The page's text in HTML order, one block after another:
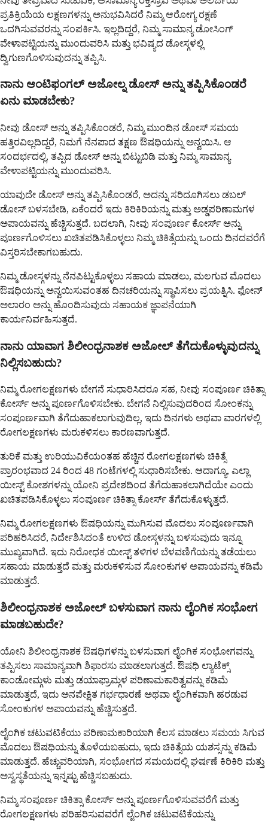
ಪ್ರತಿಕ್ರಿಯೆಯ ಲಕ್ಷಣಗಳನ್ನು ಅನುಭವಿಸಿದರೆ ನಿಮ್ಮ ಆರೋಗ್ಯ ರಕ್ಷಣೆ
ಒದಗಿಸುವವರನ್ನು ಸಂಪರ್ಕಿಸಿ. ಇಲ್ಲದಿದ್ದರೆ, ನಿಮ್ಮ ಸಾಮಾನ್ಯ ಡೋಸಿಂಗ್
ವೇಳಾಪಟ್ಟಿಯನ್ನು ಮುಂದುವರಿಸಿ ಮತ್ತು ಭವಿಷ್ಯದ ಡೋಸ್ಗಳಲ್ಲಿ
ದ್ವಿಗುಣಗೊಳಿಸುವುದನ್ನು ತಪ್ಪಿಸಿ.
ನಾನು ಆಂಟಿಫಂಗಲ್ ಅಜೋಲ್ನ ಡೋಸ್ ಅನ್ನು ತಪ್ಪಿಸಿಕೊಂಡರೆ
ಏನು ಮಾಡಬೇಕು?
ನೀವು ಡೋಸ್ ಅನ್ನು ತಪ್ಪಿಸಿಕೊಂಡರೆ, ನಿಮ್ಮ ಮುಂದಿನ ಡೋಸ್ ಸಮಯ
ಹತ್ತಿರವಿಲ್ಲದಿದ್ದರೆ, ನಿಮಗೆ ನೆನಪಾದ ತಕ್ಷಣ ಔಷಧಿಯನ್ನು ಅನ್ವಯಿಸಿ. ಆ
ಸಂದರ್ಭದಲ್ಲಿ, ತಪ್ಪಿದ ಡೋಸ್ ಅನ್ನು ಬಿಟ್ಟುಬಿಡಿ ಮತ್ತು ನಿಮ್ಮ ಸಾಮಾನ್ಯ
ವೇಳಾಪಟ್ಟಿಯನ್ನು ಮುಂದುವರಿಸಿ.
ಯಾವುದೇ ಡೋಸ್ ಅನ್ನು ತಪ್ಪಿಸಿಕೊಂಡರೆ, ಅದನ್ನು ಸರಿದೂಗಿಸಲು ಡಬಲ್
ಡೋಸ್ ಬಳಸಬೇಡಿ, ಏಕೆಂದರೆ ಇದು ಕಿರಿಕಿರಿಯನ್ನು ಮತ್ತು ಅಡ್ಡಪರಿಣಾಮಗಳ
ಅಪಾಯವನ್ನು ಹೆಚ್ಚಿಸುತ್ತದೆ. ಬದಲಾಗಿ, ನೀವು ಸಂಪೂರ್ಣ ಕೋರ್ಸ್ ಅನ್ನು
ಪೂರ್ಣಗೊಳಿಸಲು ಖಚಿತಪಡಿಸಿಕೊಳ್ಳಲು ನಿಮ್ಮ ಚಿಕಿತ್ಸೆಯನ್ನು ಒಂದು ದಿನದವರೆಗೆ
ವಿಸ್ತರಿಸಬೇಕಾಗಬಹುದು.
ನಿಮ್ಮ ಡೋಸ್ಗಳನ್ನು ನೆನಪಿಟ್ಟುಕೊಳ್ಳಲು ಸಹಾಯ ಮಾಡಲು, ಮಲಗುವ ಮೊದಲು
ಔಷಧಿಯನ್ನು ಅನ್ವಯಿಸುವಂತಹ ದಿನಚರಿಯನ್ನು ಸ್ಥಾಪಿಸಲು ಪ್ರಯತ್ನಿಸಿ. ಫೋನ್
ಅಲಾರಂ ಅನ್ನು ಹೊಂದಿಸುವುದು ಸಹಾಯಕ ಜ್ಞಾಪನೆಯಾಗಿ
ಕಾರ್ಯನಿರ್ವಹಿಸುತ್ತದೆ.
ನಾನು ಯಾವಾಗ ಶಿಲೀಂಧ್ರನಾಶಕ ಅಜೋಲ್ ತೆಗೆದುಕೊಳ್ಳುವುದನ್ನು
ನಿಲ್ಲಿಸಬಹುದು?
ನಿಮ್ಮ ರೋಗಲಕ್ಷಣಗಳು ಬೇಗನೆ ಸುಧಾರಿಸಿದರೂ ಸಹ, ನೀವು ಸಂಪೂರ್ಣ ಚಿಕಿತ್ಸಾ
ಕೋರ್ಸ್ ಅನ್ನು ಪೂರ್ಣಗೊಳಿಸಬೇಕು. ಬೇಗನೆ ನಿಲ್ಲಿಸುವುದರಿಂದ ಸೋಂಕನ್ನು
ಸಂಪೂರ್ಣವಾಗಿ ತೆಗೆದುಹಾಕಲಾಗುವುದಿಲ್ಲ, ಇದು ದಿನಗಳು ಅಥವಾ ವಾರಗಳಲ್ಲಿ
ರೋಗಲಕ್ಷಣಗಳು ಮರುಕಳಿಸಲು ಕಾರಣವಾಗುತ್ತದೆ.
ತುರಿಕೆ ಮತ್ತು ಉರಿಯುವಿಕೆಯಂತಹ ಹೆಚ್ಚಿನ ರೋಗಲಕ್ಷಣಗಳು ಚಿಕಿತ್ಸೆ
ಪ್ರಾರಂಭವಾದ 24 ರಿಂದ 48 ಗಂಟೆಗಳಲ್ಲಿ ಸುಧಾರಿಸಬೇಕು. ಆದಾಗ್ಯೂ, ಎಲ್ಲಾ
ಯೀಸ್ಟ್ ಕೋಶಗಳನ್ನು ಯೋನಿ ಪ್ರದೇಶದಿಂದ ತೆಗೆದುಹಾಕಲಾಗಿದೆಯೇ ಎಂದು
ಖಚಿತಪಡಿಸಿಕೊಳ್ಳಲು ಸಂಪೂರ್ಣ ಚಿಕಿತ್ಸಾ ಕೋರ್ಸ್ ತೆಗೆದುಕೊಳ್ಳುತ್ತದೆ.
ನಿಮ್ಮ ರೋಗಲಕ್ಷಣಗಳು ಔಷಧಿಯನ್ನು ಮುಗಿಸುವ ಮೊದಲು ಸಂಪೂರ್ಣವಾಗಿ
ಪರಿಹರಿಸಿದರೆ, ನಿರ್ದೇಶಿಸಿದಂತೆ ಉಳಿದ ಡೋಸ್ಗಳನ್ನು ಬಳಸುವುದು ಇನ್ನೂ
ಮುಖ್ಯವಾಗಿದೆ. ಇದು ನಿರೋಧಕ ಯೀಸ್ಟ್ ತಳಿಗಳ ಬೆಳವಣಿಗೆಯನ್ನು ತಡೆಯಲು
ಸಹಾಯ ಮಾಡುತ್ತದೆ ಮತ್ತು ಮರುಕಳಿಸುವ ಸೋಂಕುಗಳ ಅಪಾಯವನ್ನು ಕಡಿಮೆ
ಮಾಡುತ್ತದೆ.
ಶಿಲೀಂಧ್ರನಾಶಕ ಅಜೋಲ್ ಬಳಸುವಾಗ ನಾನು ಲೈಂಗಿಕ ಸಂಭೋಗ
ಮಾಡಬಹುದೇ?
ಯೋನಿ ಶಿಲೀಂಧ್ರನಾಶಕ ಔಷಧಿಗಳನ್ನು ಬಳಸುವಾಗ ಲೈಂಗಿಕ ಸಂಭೋಗವನ್ನು
ತಪ್ಪಿಸಲು ಸಾಮಾನ್ಯವಾಗಿ ಶಿಫಾರಸು ಮಾಡಲಾಗುತ್ತದೆ. ಔಷಧಿ ಲ್ಯಾಟೆಕ್ಸ್
ಕಾಂಡೋಮ್ಗಳು ಮತ್ತು ಡಯಾಫ್ರಾಮ್ಗಳ ಪರಿಣಾಮಕಾರಿತ್ವವನ್ನು ಕಡಿಮೆ
ಮಾಡುತ್ತದೆ, ಇದು ಅನಪೇಕ್ಷಿತ ಗರ್ಭಧಾರಣೆ ಅಥವಾ ಲೈಂಗಿಕವಾಗಿ ಹರಡುವ
ಸೋಂಕುಗಳ ಅಪಾಯವನ್ನು ಹೆಚ್ಚಿಸುತ್ತದೆ.
ಲೈಂಗಿಕ ಚಟುವಟಿಕೆಯು ಪರಿಣಾಮಕಾರಿಯಾಗಿ ಕೆಲಸ ಮಾಡಲು ಸಮಯ ಸಿಗುವ
ಮೊದಲು ಔಷಧಿಯನ್ನು ತೊಳೆಯಬಹುದು, ಇದು ಚಿಕಿತ್ಸೆಯ ಯಶಸ್ಸನ್ನು ಕಡಿಮೆ
ಮಾಡುತ್ತದೆ. ಹೆಚ್ಚುವರಿಯಾಗಿ, ಸಂಭೋಗದ ಸಮಯದಲ್ಲಿ ಘರ್ಷಣೆ ಕಿರಿಕಿರಿ ಮತ್ತು
ಅಸ್ವಸ್ಥತೆಯನ್ನು ಇನ್ನಷ್ಟು ಹೆಚ್ಚಿಸಬಹುದು.
ನಿಮ್ಮ ಸಂಪೂರ್ಣ ಚಿಕಿತ್ಸಾ ಕೋರ್ಸ್ ಅನ್ನು ಪೂರ್ಣಗೊಳಿಸುವವರೆಗೆ ಮತ್ತು
ರೋಗಲಕ್ಷಣಗಳು ಪರಿಹರಿಸುವವರೆಗೆ ಲೈಂಗಿಕ ಚಟುವಟಿಕೆಯನ್ನು